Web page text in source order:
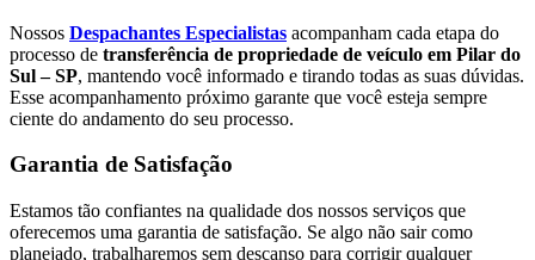
Nossos Despachantes Especialistas acompanham cada etapa do
processo de transferência de propriedade de veículo em Pilar do
Sul – SP, mantendo você informado e tirando todas as suas dúvidas.
Esse acompanhamento próximo garante que você esteja sempre
ciente do andamento do seu processo.
Garantia de Satisfação
Estamos tão confiantes na qualidade dos nossos serviços que
oferecemos uma garantia de satisfação. Se algo não sair como
planejado, trabalharemos sem descanso para corrigir qualquer